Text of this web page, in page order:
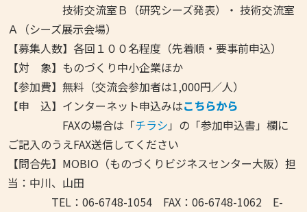
技術交流室Ｂ（研究シーズ発表）・ 技術交流室
Ａ（シーズ展示会場）
【募集人数】各回１００名程度（先着順・要事前申込）
【対 象】ものづくり中小企業ほか
【参加費】無料（交流会参加者は1,000円／人）
【申 込】インターネット申込みはこちらから
FAXの場合は「チラシ 」の「参加申込書」欄に
ご記入のうえFAX送信してください
【問合先】MOBIO（ものづくりビジネスセンター大阪）担
当：中川、山田
TEL：06-6748-1054 FAX：06-6748-1062 E-